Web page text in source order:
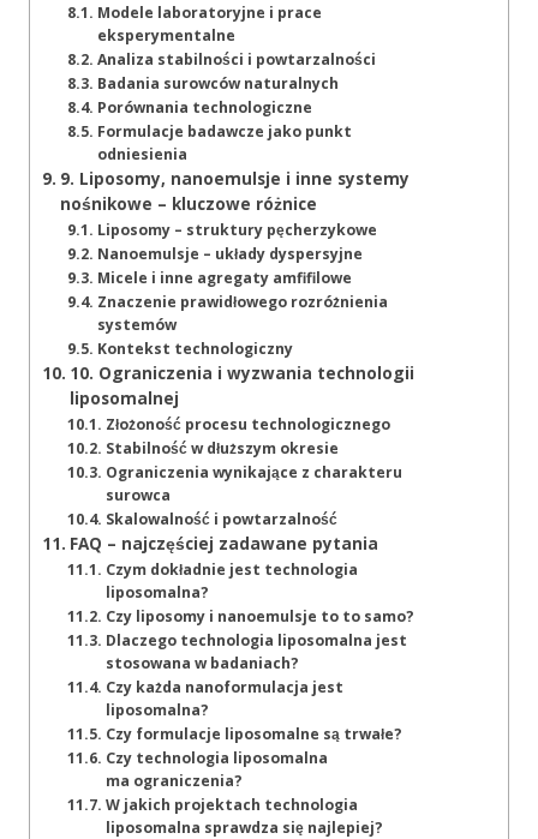
Modele laboratoryjne i prace
eksperymentalne
Analiza stabilności i powtarzalności
Badania surowców naturalnych
Porównania technologiczne
Formulacje badawcze jako punkt
odniesienia
9. Liposomy, nanoemulsje i inne systemy
nośnikowe – kluczowe różnice
Liposomy – struktury pęcherzykowe
Nanoemulsje – układy dyspersyjne
Micele i inne agregaty amfifilowe
Znaczenie prawidłowego rozróżnienia
systemów
Kontekst technologiczny
10. Ograniczenia i wyzwania technologii
liposomalnej
Złożoność procesu technologicznego
Stabilność w dłuższym okresie
Ograniczenia wynikające z charakteru
surowca
Skalowalność i powtarzalność
FAQ – najczęściej zadawane pytania
Czym dokładnie jest technologia
liposomalna?
Czy liposomy i nanoemulsje to to samo?
Dlaczego technologia liposomalna jest
stosowana w badaniach?
Czy każda nanoformulacja jest
liposomalna?
Czy formulacje liposomalne są trwałe?
Czy technologia liposomalna
ma ograniczenia?
W jakich projektach technologia
liposomalna sprawdza się najlepiej?